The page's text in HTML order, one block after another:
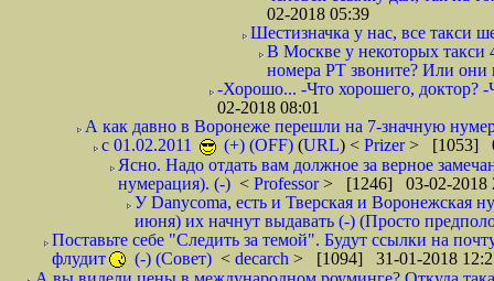
02-2018 05:39
Шестизначка у нас, все такси
В Москве у некоторых такси
номера РТ звоните? Или они
-Хорошо... -Что хорошего, доктор?
02-2018 08:01
А как давно в Воронеже перешли на 7-значную
с 01.02.2011
(+) (OFF) (URL) < Prizer> [1053]
Ясно. Надо отдать вам должное за верное
нумерация). (-) < Professor> [1246] 03-02-2018
У Danycoma, есть и Тверская и Воронежская
июня) их начнут выдавать (-) (Просто
Поставьте себе "Следить за темой". Будут ссылки на
флудит
(-) (Совет) < decarch > [1094] 31-01-2018